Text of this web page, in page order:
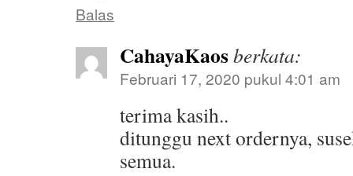
Balas
CahayaKaosberkata:
Februari 17, 2020 pukul 4:01 am
terima kasih..
ditunggu next ordernya,
semua.